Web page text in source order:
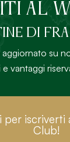
AL
di
aggiornato su
vantaggi
per iscriverti
Club!